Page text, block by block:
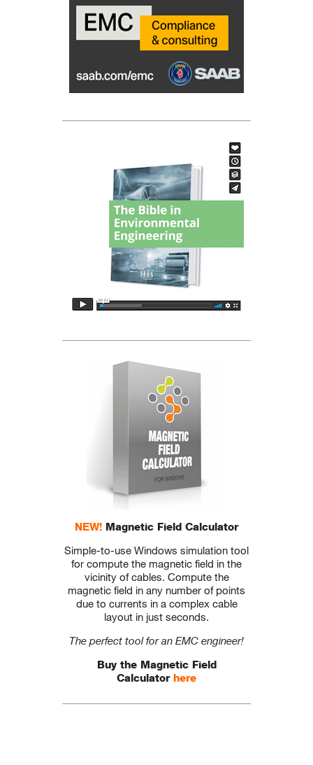
NEW! Magnetic Field Calculator
Simple-to-use Windows simulation tool
for compute the magnetic field in the
vicinity of cables. Compute the
magnetic field in any number of points
due to currents in a complex cable
layout in just seconds.
The perfect tool for an EMC engineer!
Buy the Magnetic Field
Calculator here